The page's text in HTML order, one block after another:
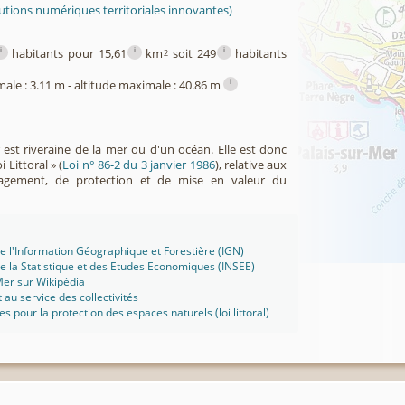
numériques territoriales innovantes)
i habitants pour 15,61 i km2 soit 249 i habitants
: 3.11 m - altitude maximale : 40.86 m i
est riveraine de la mer ou d'un océan. Elle est donc
Littoral » (Loi n° 86-2 du 3 janvier 1986), relative aux
de protection et de mise en valeur du
l'Information Géographique et Forestière (IGN)
la Statistique et des Etudes Economiques (INSEE)
sur Wikipédia
au service des collectivités
pour la protection des espaces naturels (loi littoral)